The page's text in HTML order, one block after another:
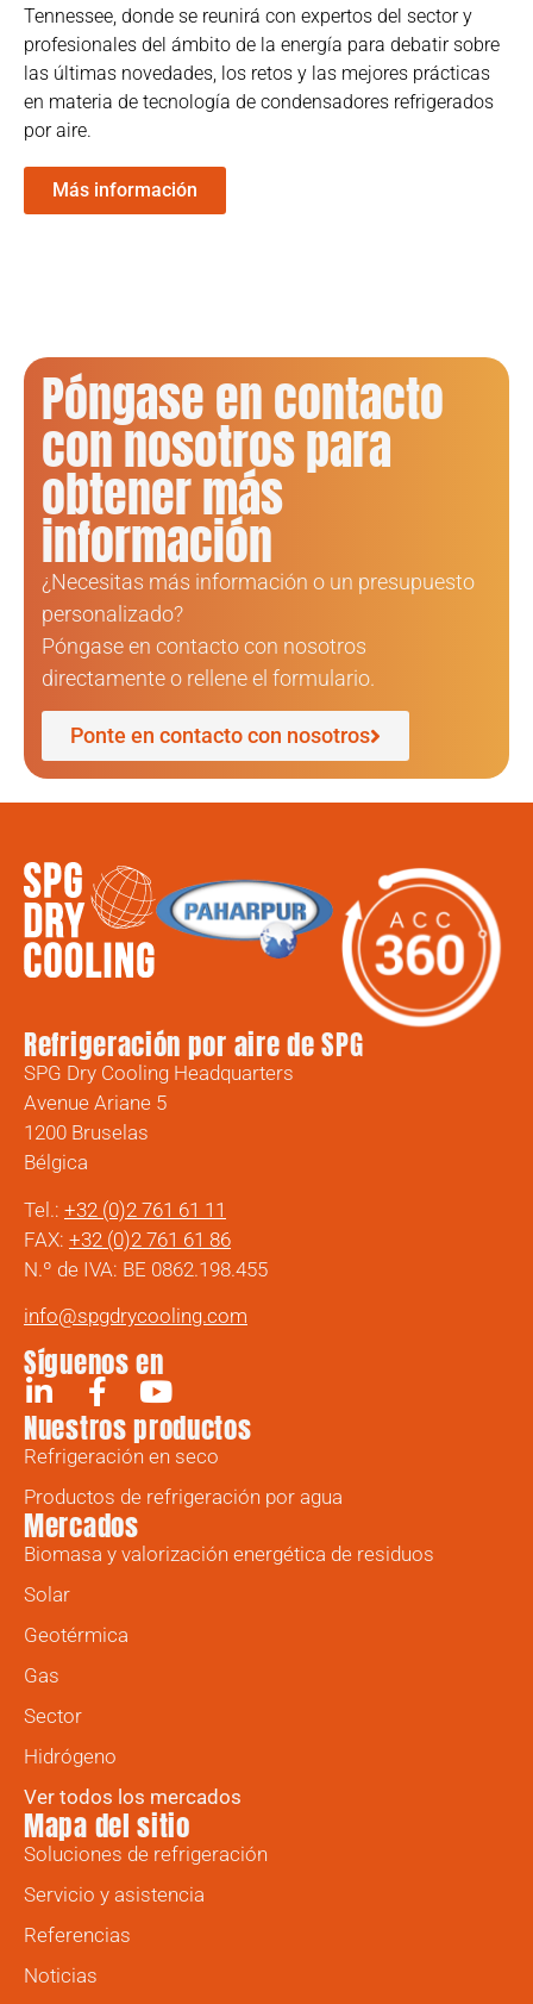
Tennessee, donde se reunirá con expertos del sector y
profesionales del ámbito de la energía para debatir sobre
las últimas novedades, los retos y las mejores prácticas
en materia de tecnología de condensadores refrigerados
por aire.
Más información
Póngase en contacto
con nosotros para
obtener más
información
¿Necesitas más información o un presupuesto
personalizado?
Póngase en contacto con nosotros
directamente o rellene el formulario.
Ponte en contacto con nosotros
Refrigeración por aire de SPG
SPG Dry Cooling Headquarters
Avenue Ariane 5
1200 Bruselas
Bélgica
Tel.: +32 (0)2 761 61 11
FAX: +32 (0)2 761 61 86
N.º de IVA: BE 0862.198.455
info@spgdrycooling.com
Síguenos en
Nuestros productos
Refrigeración en seco
Productos de refrigeración por agua
Mercados
Biomasa y valorización energética de residuos
Solar
Geotérmica
Gas
Sector
Hidrógeno
Ver todos los mercados
Mapa del sitio
Soluciones de refrigeración
Servicio y asistencia
Referencias
Noticias